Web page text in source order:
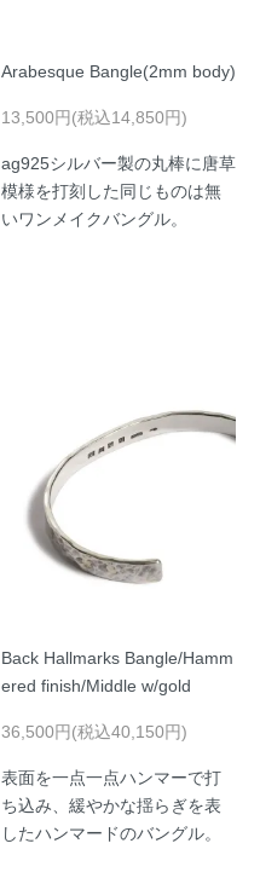
Arabesque Bangle(2mm body)
13,500円(税込14,850円)
ag925シルバー製の丸棒に唐草
模様を打刻した同じものは無
いワンメイクバングル。
Back Hallmarks Bangle/Hamm
ered finish/Middle w/gold
36,500円(税込40,150円)
表面を一点一点ハンマーで打
ち込み、緩やかな揺らぎを表
したハンマードのバングル。